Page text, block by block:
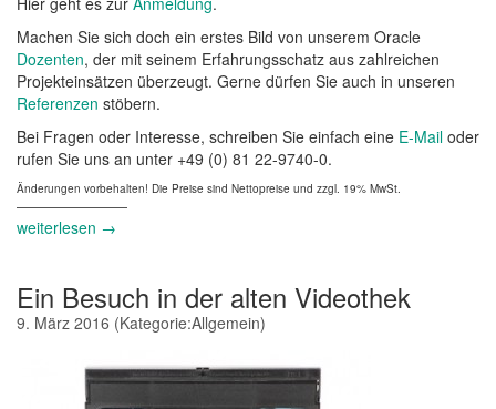
Machen Sie sich doch ein erstes Bild von unserem Oracle
Dozenten, der mit seinem Erfahrungsschatz aus zahlreichen
Projekteinsätzen überzeugt. Gerne dürfen Sie auch in unseren
Referenzen stöbern.
Bei Fragen oder Interesse, schreiben Sie einfach eine E-Mail oder
rufen Sie uns an unter +49 (0) 81 22-9740-0.
Änderungen vorbehalten! Die Preise sind Nettopreise und zzgl. 19% MwSt.
weiterlesen →
Ein Besuch in der alten Videothek
9. März 2016 (Kategorie:Allgemein)